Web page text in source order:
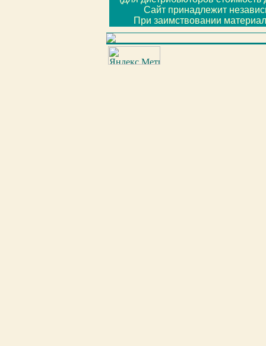
Сайт принадлежит
При заимствовании